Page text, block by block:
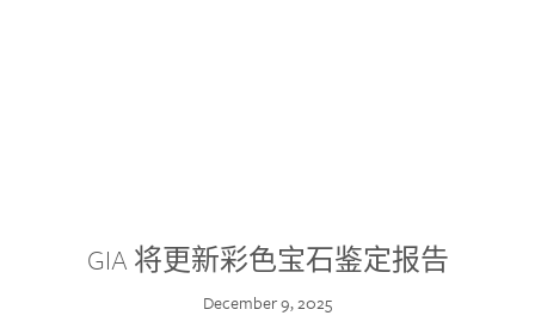
GIA 将更新彩色宝石鉴定报告
December 9, 2025